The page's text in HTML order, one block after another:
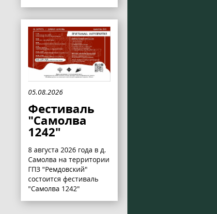
05.08.2026
Фестиваль
"Самолва
1242"
8 августа 2026 года в д.
Самолва на территории
ГПЗ "Ремдовский"
состоится фестиваль
"Самолва 1242"